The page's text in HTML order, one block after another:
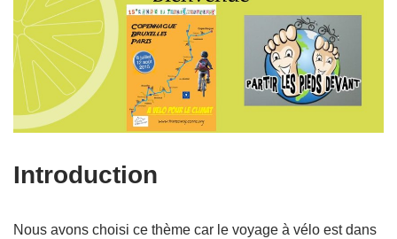
Introduction
Nous avons choisi ce thème car le voyage à vélo est dans